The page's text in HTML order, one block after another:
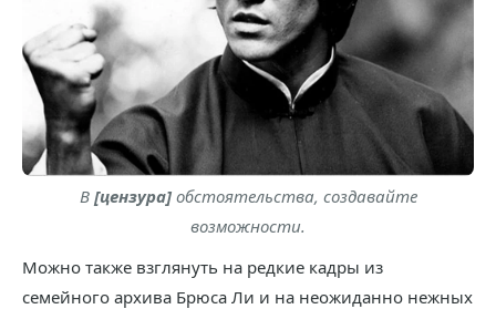
В [цензура]обстоятельства, создавайте
возможности.
Можно также взглянуть на редкие кадры из
семейного архива Брюса Ли и на неожиданно нежных